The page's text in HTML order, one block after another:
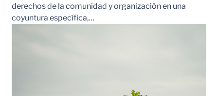
derechos de la comunidad y organización en una
coyuntura específica,…